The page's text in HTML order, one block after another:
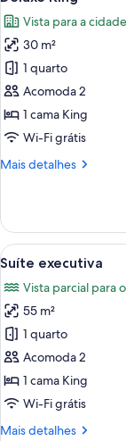
todas
as
fotos
de
Deluxe
King
Vista para a cidade
30 m²
1 quarto
Acomoda 2
1 cama King
Wi-Fi grátis
Mais detalhes
Mais
King
Carrega
todas
as
fotos
de
Suíte
executiva
5
Suíte executiva
Vista parcial para
55 m²
1 quarto
Acomoda 2
1 cama King
Wi-Fi grátis
Mais detalhes
Mais